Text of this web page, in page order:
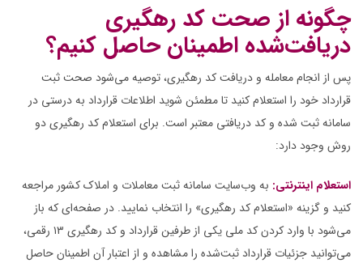
چگونه از صحت کد رهگیری
دریافت‌شده اطمینان حاصل کنیم؟
پس از انجام معامله و دریافت کد رهگیری، توصیه می‌شود صحت ثبت
قرارداد خود را استعلام کنید تا مطمئن شوید اطلاعات قرارداد به درستی در
سامانه ثبت شده و کد دریافتی معتبر است. برای استعلام کد رهگیری دو
روش وجود دارد:
استعلام اینترنتی: به وب‌سایت سامانه ثبت معاملات و املاک کشور مراجعه
کنید و گزینه «استعلام کد رهگیری» را انتخاب نمایید. در صفحه‌ای که باز
می‌شود با وارد کردن کد ملی یکی از طرفین قرارداد و کد رهگیری ۱۳ رقمی،
می‌توانید جزئیات قرارداد ثبت‌شده را مشاهده و از اعتبار آن اطمینان حاصل